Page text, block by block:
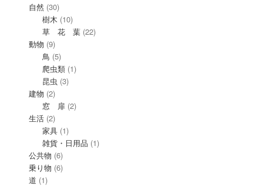
自然 (30)
樹木 (10)
草 花 葉(22)
動物 (9)
鳥 (5)
爬虫類(1)
昆虫 (3)
建物 (2)
窓 扉(2)
生活 (2)
家具(1)
雑貨・日用品 (1)
公共物 (6)
乗り物 (6)
道 (1)